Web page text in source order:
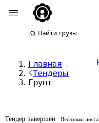
Найти грузы
Главная
Тендеры
Грунт
Тендер завершён Несколько